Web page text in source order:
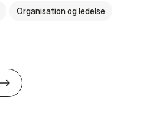
Organisation og ledelse
HA(psyk.) - erhvervs­økonomi og